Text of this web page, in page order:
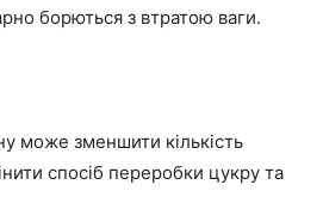
борються з втратою ваги.
може зменшити кількість
спосіб переробки цукру та